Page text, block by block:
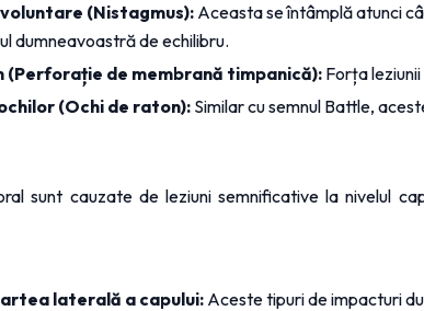
(Nistagmus): Aceasta se întâmplă atunci
dumneavoastră de echilibru.
(Perforație de membrană timpanică): Forța
(Ochi de raton): Similar cu semnul Battle,
sunt cauzate de leziuni semnificative la nivelul
laterală a capului: Aceste tipuri de impacturi